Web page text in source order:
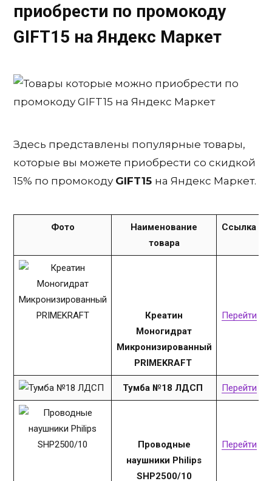
приобрести по промокоду
GIFT15 на Яндекс Маркет
Здесь представлены популярные товары,
которые вы можете приобрести со скидкой
15% по промокоду GIFT15 на Яндекс Маркет.
Фото
Наименование
товара
Ссылка
Креатин
Моногидрат
Микронизированный
PRIMEKRAFT
Перейти
Тумба №18 ЛДСП Перейти
Проводные
наушники Philips
SHP2500/10
Перейти